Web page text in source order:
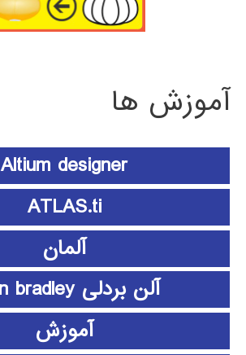
آموزش ها
Altium designer
ATLAS.ti
آلمان
آلن بردلی Allen bradley
آموزش